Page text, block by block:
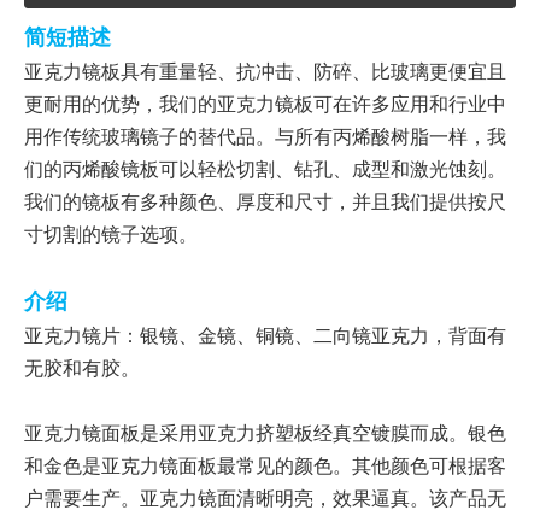
简短描述
亚克力镜板具有重量轻、抗冲击、防碎、比玻璃更便宜且
更耐用的优势，我们的亚克力镜板可在许多应用和行业中
用作传统玻璃镜子的替代品。与所有丙烯酸树脂一样，我
们的丙烯酸镜板可以轻松切割、钻孔、成型和激光蚀刻。
我们的镜板有多种颜色、厚度和尺寸，并且我们提供按尺
寸切割的镜子选项。
介绍
亚克力镜片：银镜、金镜、铜镜、二向镜亚克力，背面有
无胶和有胶。
亚克力镜面板是采用亚克力挤塑板经真空镀膜而成。银色
和金色是亚克力镜面板最常见的颜色。其他颜色可根据客
户需要生产。亚克力镜面清晰明亮，效果逼真。该产品无